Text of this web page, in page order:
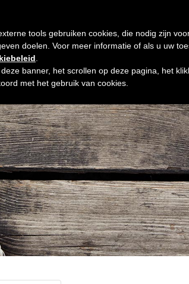
tools gebruiken cookies, die nodig zijn
doelen. Voor meer informatie of als u uw
banner, het scrollen op deze pagina, het
met het gebruik van cookies.